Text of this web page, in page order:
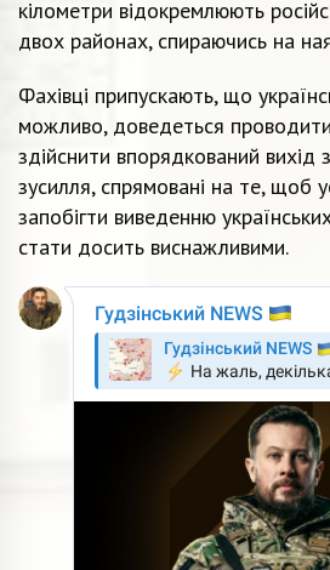
кілометри відокремлюють
двох районах, спираючись на
Фахівці припускають, що
можливо, доведеться
здійснити впорядкований вихід з
зусилля, спрямовані на те, щоб
запобігти виведенню
стати досить виснажливими.